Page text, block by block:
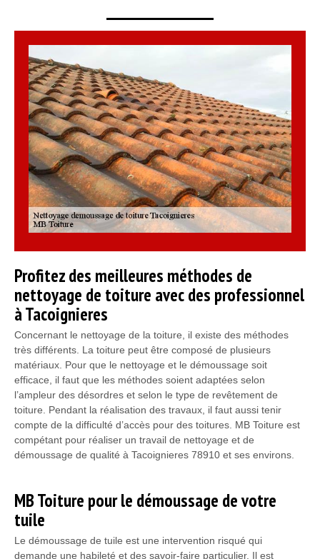
Profitez des meilleures méthodes de
nettoyage de toiture avec des professionnel
à Tacoignieres
Concernant le nettoyage de la toiture, il existe des méthodes
très différents. La toiture peut être composé de plusieurs
matériaux. Pour que le nettoyage et le démoussage soit
efficace, il faut que les méthodes soient adaptées selon
l’ampleur des désordres et selon le type de revêtement de
toiture. Pendant la réalisation des travaux, il faut aussi tenir
compte de la difficulté d’accès pour des toitures. MB Toiture est
compétant pour réaliser un travail de nettoyage et de
démoussage de qualité à Tacoignieres 78910 et ses environs.
MB Toiture pour le démoussage de votre
tuile
Le démoussage de tuile est une intervention risqué qui
demande une habileté et des savoir-faire particulier. Il est